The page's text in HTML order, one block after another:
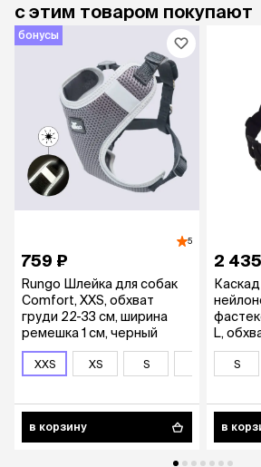
с этим товаром покупают
бонусы
5
759 ₽
Rungo Шлейка для собак
Comfort, XXS, обхват
груди 22-33 см, ширина
ремешка 1 см, черный
XXS XS S
в корзину
2
L,
обхват
S
в